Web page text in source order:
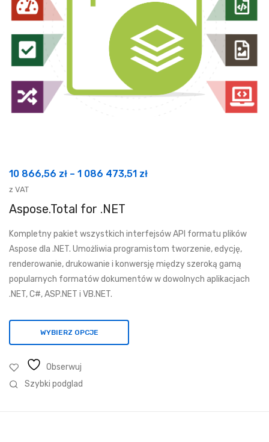
10 866,56 zł – 1 086 473,51 złZakres
866,56 zł
do
1
z VAT
Aspose.Total for .NET
Kompletny pakiet wszystkich interfejsów API formatu plików
Aspose dla .NET. Umożliwia programistom tworzenie, edycję,
renderowanie, drukowanie i konwersję między szeroką gamą
popularnych formatów dokumentów w dowolnych aplikacjach
.NET, C#, ASP.NET i VB.NET.
WYBIERZ OPCJE
Obserwuj
Szybki podglad